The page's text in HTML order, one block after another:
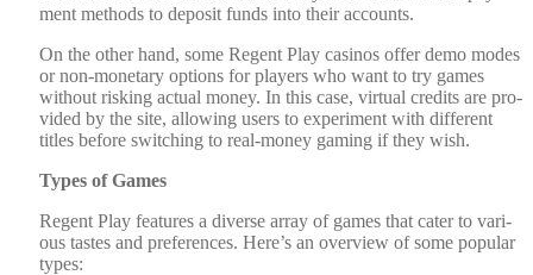
ment meth­ods to deposit funds into their accounts.
On the oth­er hand, some Regent Play casi­nos offer demo modes
or non-mon­e­tary options for play­ers who want to try games
with­out risk­ing actu­al mon­ey. In this case, vir­tu­al cred­its are pro­
vid­ed by the site, allow­ing users to exper­i­ment with dif­fer­ent
titles before switch­ing to real-mon­ey gam­ing if they wish.
Types of Games
Regent Play fea­tures a diverse array of games that cater to var­i­
ous tastes and pref­er­ences. Here’s an overview of some pop­u­lar
types: